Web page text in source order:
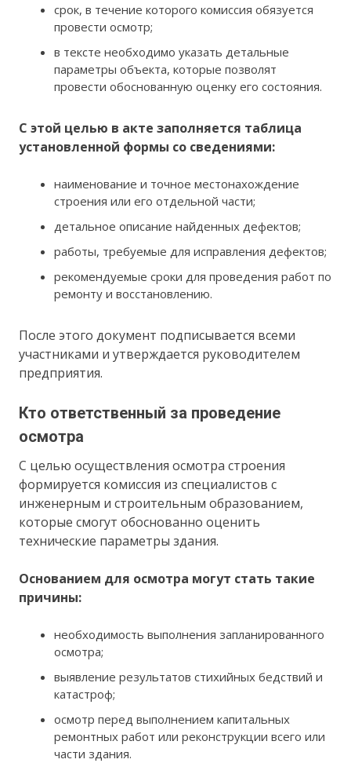
срок, в течение которого комиссия обязуется
провести осмотр;
в тексте необходимо указать детальные
параметры объекта, которые позволят
провести обоснованную оценку его состояния.
С этой целью в акте заполняется таблица
установленной формы со сведениями:
наименование и точное местонахождение
строения или его отдельной части;
детальное описание найденных дефектов;
работы, требуемые для исправления дефектов;
рекомендуемые сроки для проведения работ по
ремонту и восстановлению.
После этого документ подписывается всеми
участниками и утверждается руководителем
предприятия.
Кто ответственный за проведение
осмотра
С целью осуществления осмотра строения
формируется комиссия из специалистов с
инженерным и строительным образованием,
которые смогут обоснованно оценить
технические параметры здания.
Основанием для осмотра могут стать такие
причины:
необходимость выполнения запланированного
осмотра;
выявление результатов стихийных бедствий и
катастроф;
осмотр перед выполнением капитальных
ремонтных работ или реконструкции всего или
части здания.